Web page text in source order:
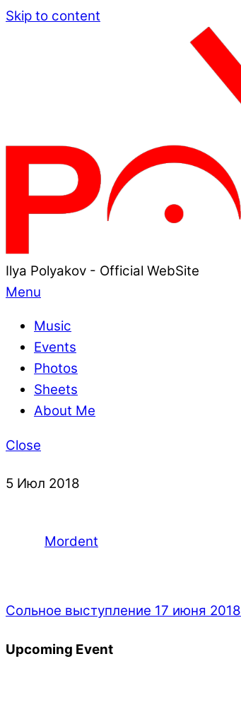
Skip to content
Ilya Polyakov - Official WebSite
Menu
Music
Events
Photos
Sheets
About Me
Close
5 Июл 2018
Mordent
Сольное выступление 17 июня 2018
Upcoming Event